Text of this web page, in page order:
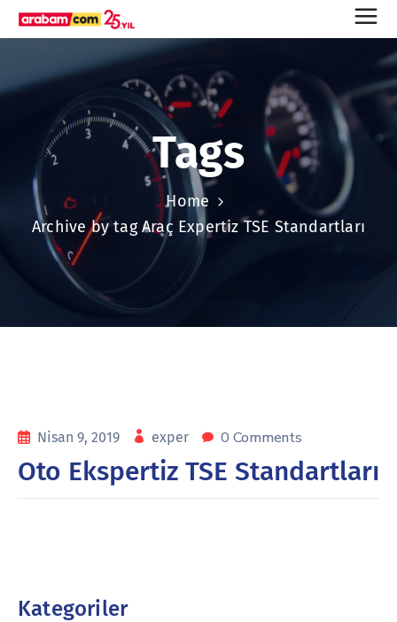
Tags
Home
Archive by tag Araç Expertiz TSE Standartları
Nisan 9, 2019 exper 0 Comments
Oto Ekspertiz TSE Standartları
Kategoriler